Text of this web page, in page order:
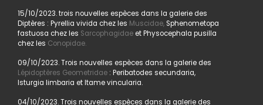
15/10/2023. trois nouvelles espèces dans la galerie des
Diptères : Pyrellia vivida chez les Muscidae,Sphenometopa
fastuosa chez les Sarcophagidaeet Physocephala pusilla
chez les Conopidae.
09/10/2023. Trois nouvelles espèces dans la galerie des
Lépidoptères Geometridae: Peribatodes secundaria,
Isturgia limbaria et Itame vincularia.
04/10/2023. Trois nouvelles espèces dans la galerie des